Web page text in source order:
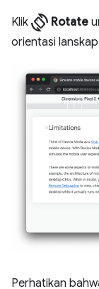
Klik screen_rotation Rotate
orientasi
Perhatikan